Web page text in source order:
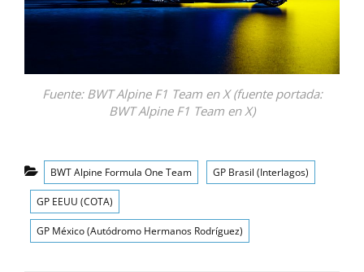
Fuente: BWT Alpine F1 Team en X (fuente portada:
BWT Alpine F1 Team en X)
Categorías
BWT Alpine Formula One Team GP Brasil (Interlagos)
GP EEUU (COTA)
GP México (Autódromo Hermanos Rodríguez)